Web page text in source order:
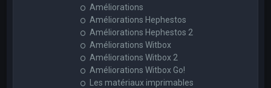
Améliorations
Améliorations Hephestos
Améliorations Hephestos 2
Améliorations Witbox
Améliorations Witbox 2
Améliorations Witbox Go!
Les matériaux imprimables